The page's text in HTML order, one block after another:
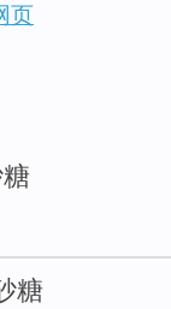
页
糖